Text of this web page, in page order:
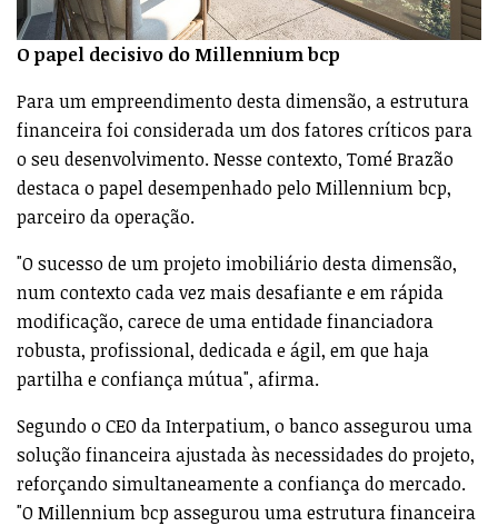
O papel decisivo do Millennium bcp
Para um empreendimento desta dimensão, a estrutura
financeira foi considerada um dos fatores críticos para
o seu desenvolvimento. Nesse contexto, Tomé Brazão
destaca o papel desempenhado pelo Millennium bcp,
parceiro da operação.
"O sucesso de um projeto imobiliário desta dimensão,
num contexto cada vez mais desafiante e em rápida
modificação, carece de uma entidade financiadora
robusta, profissional, dedicada e ágil, em que haja
partilha e confiança mútua", afirma.
Segundo o CEO da Interpatium, o banco assegurou uma
solução financeira ajustada às necessidades do projeto,
reforçando simultaneamente a confiança do mercado.
"O Millennium bcp assegurou uma estrutura financeira